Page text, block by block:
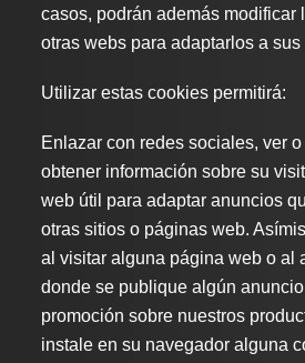
casos, podrán además modificar
otras webs para adaptarlos a
Utilizar estas cookies permitirá:
Enlazar con redes sociales, ver
obtener información sobre su
web útil para adaptar anuncios
otras sitios o páginas web.
al visitar alguna página web o al
donde se publique algún
promoción sobre nuestros
instale en su navegador alguna